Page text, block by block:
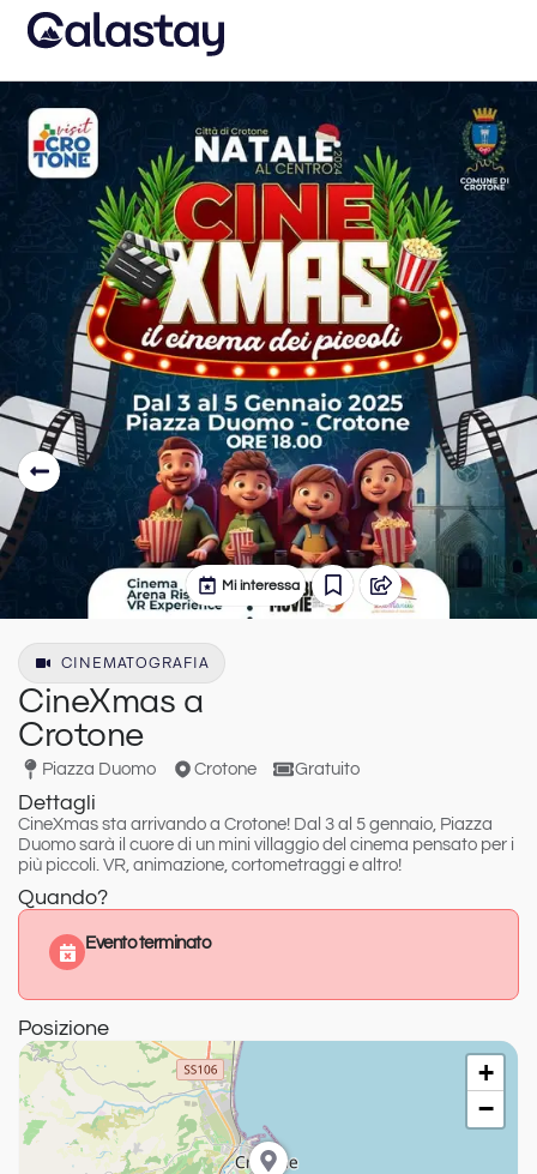
Mi interessa
CINEMATOGRAFIA
CineXmas a
Crotone
Piazza Duomo Crotone Gratuito
Dettagli
CineXmas sta arrivando a Crotone! Dal 3 al 5 gennaio, Piazza
Duomo sarà il cuore di un mini villaggio del cinema pensato per i
più piccoli. VR, animazione, cortometraggi e altro!
Quando?
Evento terminato
Posizione
+
−